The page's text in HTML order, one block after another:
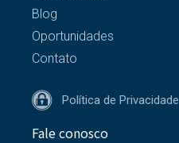
Blog
Oportunidades
Contato
Política de Privacidade
Fale conosco